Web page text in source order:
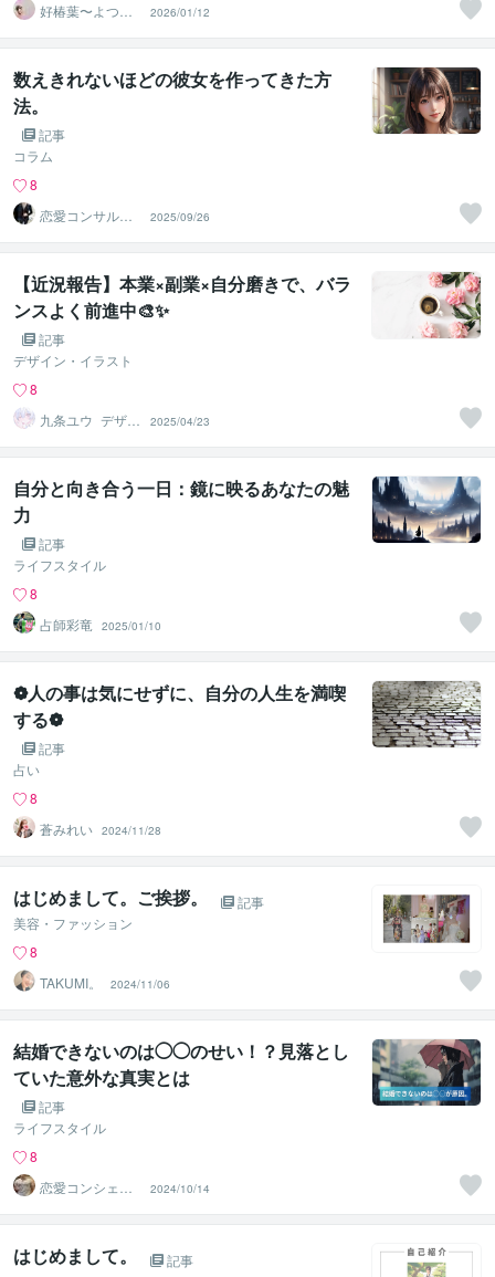
好椿葉〜よつ
ば〜
2026/01/12
数えきれないほどの彼女を作ってきた方
法。
記事
コラム
8
恋愛コンサルタ
ント 真希
2025/09/26
【近況報告】本業×副業×自分磨きで、バラ
ンスよく前進中🎨✨
記事
デザイン・イラスト
8
九条ユウ_デザイ
ナー
2025/04/23
自分と向き合う一日：鏡に映るあなたの魅
力
記事
ライフスタイル
8
占師彩竜
2025/01/10
❁人の事は気にせずに、自分の人生を満喫
する❁
記事
占い
8
蒼みれい 2024/11/28
はじめまして。ご挨拶。
記事
美容・ファッション
8
TAKUMI。
2024/11/06
結婚できないのは◯◯のせい！？見落とし
ていた意外な真実とは
記事
ライフスタイル
8
恋愛コンシェル
ジュ ｜ ソウメイ
2024/10/14
はじめまして。
記事